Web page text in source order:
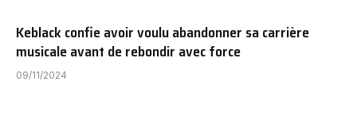
Keblack confie avoir voulu abandonner sa carrière
musicale avant de rebondir avec force
09/11/2024